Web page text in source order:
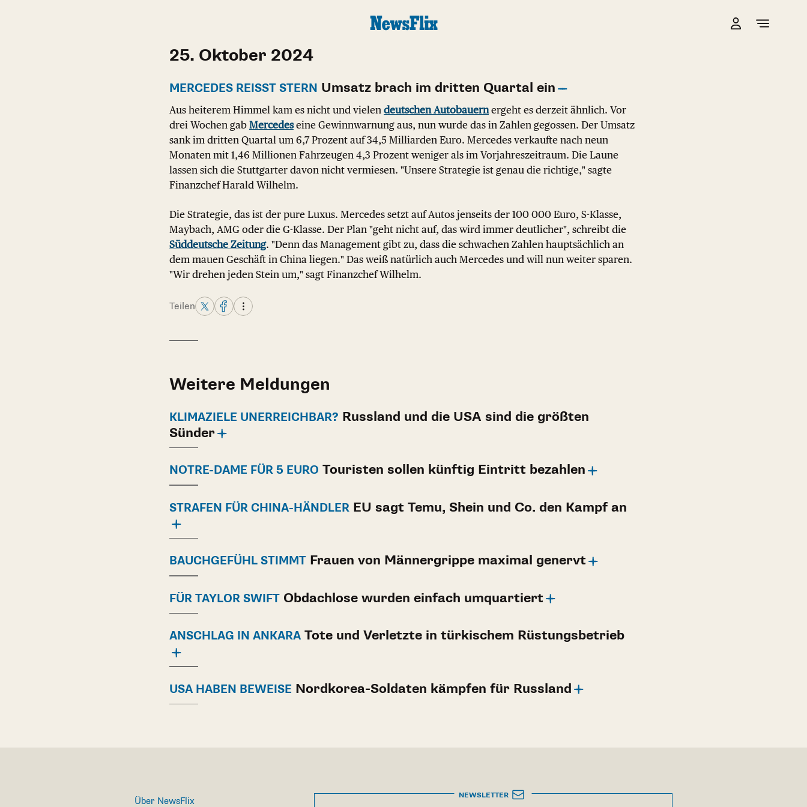
25. Oktober 2024
MERCEDES REISST STERN Umsatz brach im dritten Quartal ein
Aus heiterem Himmel kam es nicht und vielen deutschen Autobauernergeht es derzeit ähnlich. Vor
drei Wochen gab Mercedeseine Gewinnwarnung aus, nun wurde das in Zahlen gegossen. Der Umsatz
sank im dritten Quartal um 6,7 Prozent auf 34,5 Milliarden Euro. Mercedes verkaufte nach neun
Monaten mit 1,46 Millionen Fahrzeugen 4,3 Prozent weniger als im Vorjahreszeitraum. Die Laune
lassen sich die Stuttgarter davon nicht vermiesen. "Unsere Strategie ist genau die richtige," sagte
Finanzchef Harald Wilhelm.
Die Strategie, das ist der pure Luxus. Mercedes setzt auf Autos jenseits der 100 000 Euro, S-Klasse,
Maybach, AMG oder die G-Klasse. Der Plan "geht nicht auf, das wird immer deutlicher", schreibt die
Süddeutsche Zeitung. "Denn das Management gibt zu, dass die schwachen Zahlen hauptsächlich an
dem mauen Geschäft in China liegen." Das weiß natürlich auch Mercedes und will nun weiter sparen.
"Wir drehen jeden Stein um," sagt Finanzchef Wilhelm.
Teilen
Weitere Meldungen
KLIMAZIELE UNERREICHBAR? Russland und die USA sind die größten
Sünder
NOTRE-DAME FÜR 5 EURO Touristen sollen künftig Eintritt bezahlen
STRAFEN FÜR CHINA-HÄNDLER EU sagt Temu, Shein und Co. den Kampf an
BAUCHGEFÜHL STIMMT Frauen von Männergrippe maximal genervt
FÜR TAYLOR SWIFT Obdachlose wurden einfach umquartiert
ANSCHLAG IN ANKARA Tote und Verletzte in türkischem Rüstungsbetrieb
USA HABEN BEWEISE Nordkorea-Soldaten kämpfen für Russland
Über NewsFlix
NEWSLETTER